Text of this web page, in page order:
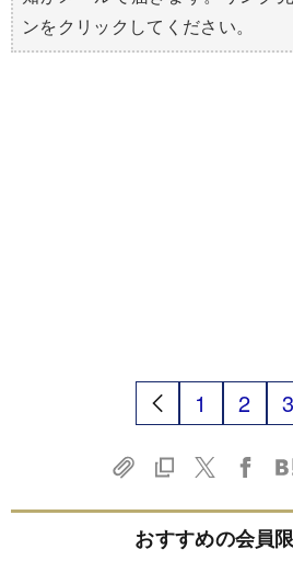
ンをクリックしてください。
1 2 3
おすすめの会員